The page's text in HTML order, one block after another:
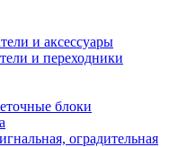
и аксессуары
и переходники
блоки
оградительная